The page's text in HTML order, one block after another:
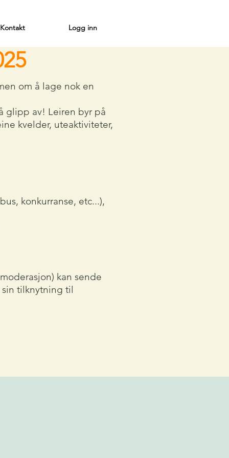
Kontakt Logg inn
om å lage nok en
glipp av! Leiren byr på
kvelder, uteaktiviteter,
konkurranse, etc...),
kan sende
tilknytning til